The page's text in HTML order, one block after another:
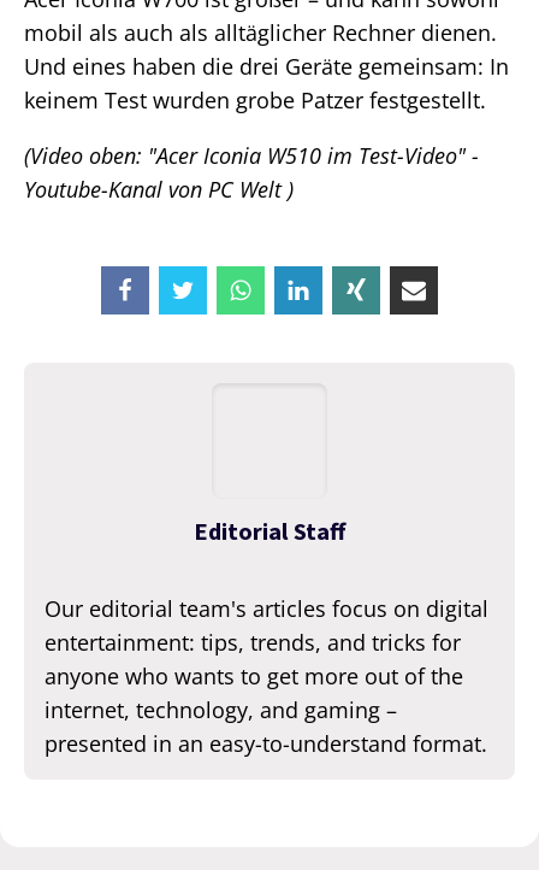
mobil als auch als alltäglicher Rechner dienen.
Und eines haben die drei Geräte gemeinsam: In
keinem Test wurden grobe Patzer festgestellt.
(Video oben: "Acer Iconia W510 im Test-Video" -
Youtube-Kanal von PC Welt )
Editorial Staff
Our editorial team's articles focus on digital
entertainment: tips, trends, and tricks for
anyone who wants to get more out of the
internet, technology, and gaming –
presented in an easy-to-understand format.